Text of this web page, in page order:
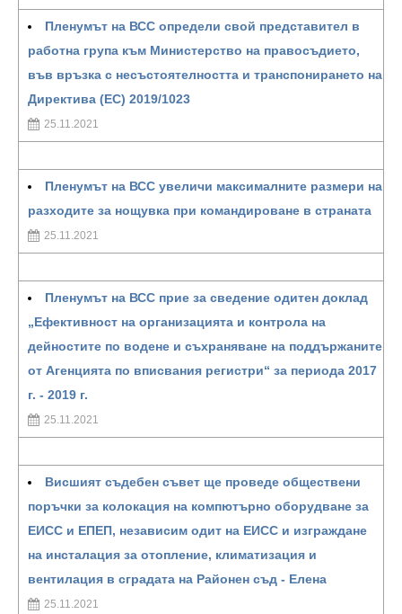
Пленумът на ВСС определи свой представител в
работна група към Министерство на правосъдието,
във връзка с несъстоятелността и транспонирането на
Директива (ЕС) 2019/1023
25.11.2021
Пленумът на ВСС увеличи максималните размери на
разходите за нощувка при командироване в страната
25.11.2021
Пленумът на ВСС прие за сведение одитен доклад
„Ефективност на организацията и контрола на
дейностите по водене и съхраняване на поддържаните
от Агенцията по вписвания регистри“ за периода 2017
г. - 2019 г.
25.11.2021
Висшият съдебен съвет ще проведе обществени
поръчки за колокация на компютърно оборудване за
ЕИСС и ЕПЕП, независим одит на ЕИСС и изграждане
на инсталация за отопление, климатизация и
вентилация в сградата на Районен съд - Елена
25.11.2021